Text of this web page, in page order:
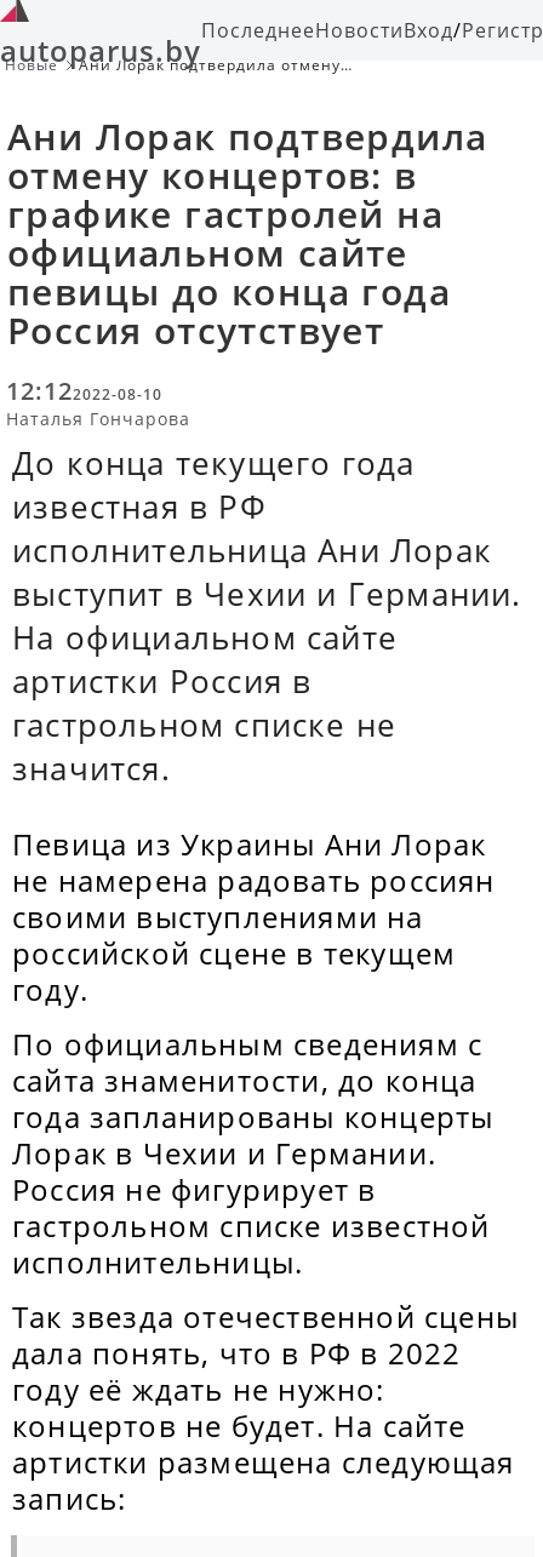
autoparus.byПоследнееНовостиВход/
Новые
Ани Лорак подтвердила отмену
конца года Россия отсутствует
Ани Лорак подтвердила
отмену концертов: в
графике гастролей на
официальном сайте
певицы до конца года
Россия отсутствует
12:122022-08-10
Наталья Гончарова
До конца текущего года
известная в РФ
исполнительница Ани Лорак
выступит в Чехии и Германии.
На официальном сайте
артистки Россия в
гастрольном списке не
значится.
Певица из Украины Ани Лорак
не намерена радовать россиян
своими выступлениями на
российской сцене в текущем
году.
По официальным сведениям с
сайта знаменитости, до конца
года запланированы концерты
Лорак в Чехии и Германии.
Россия не фигурирует в
гастрольном списке известной
исполнительницы.
Так звезда отечественной сцены
дала понять, что в РФ в 2022
году её ждать не нужно:
концертов не будет. На сайте
артистки размещена следующая
запись: